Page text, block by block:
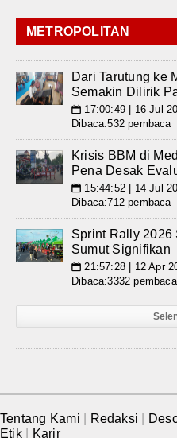
METROPOLITAN
Dari Tarutung ke
Semakin Dilirik
📅 17:00:49 | 16 Jul
Dibaca:532 pembaca
Krisis BBM di
Pena Desak
📅 15:44:52 | 14 Jul
Dibaca:712 pembaca
Sprint Rally 2026
Sumut Signifikan
📅 21:57:28 | 12 Apr
Dibaca:3332 pembaca
Tentang Kami Redaksi
Etik
Karir